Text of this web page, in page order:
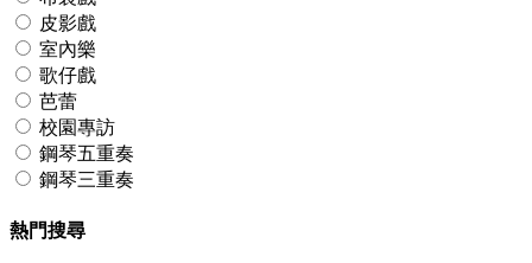
皮影戲
室內樂
歌仔戲
芭蕾
校園專訪
鋼琴五重奏
鋼琴三重奏
熱門搜尋